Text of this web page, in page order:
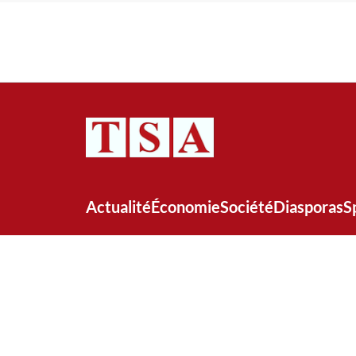
ActualitéÉconomieSociétéDiasporas